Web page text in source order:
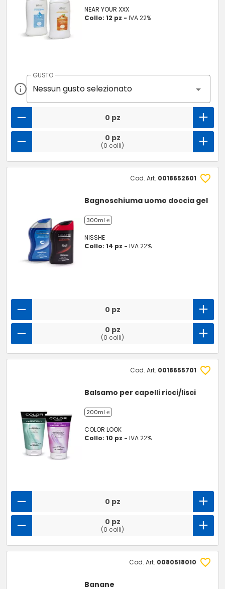
NEAR YOUR XXX
Collo: 12 pz -IVA 22%
GUSTO
Nessun gusto selezionato
0 pz
0 pz
(0 colli)
Cod. Art. 0018652601
Bagnoschiuma uomo doccia gel
300ml ℮
NISSHE
Collo: 14 pz -IVA 22%
0 pz
0 pz
(0 colli)
Cod. Art. 0018655701
Balsamo per capelli ricci/lisci
200ml ℮
COLOR LOOK
Collo: 10 pz -IVA 22%
0 pz
0 pz
(0 colli)
Cod. Art. 0080518010
Banane